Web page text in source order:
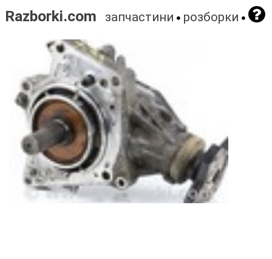
Razborki.com запчастини розборки